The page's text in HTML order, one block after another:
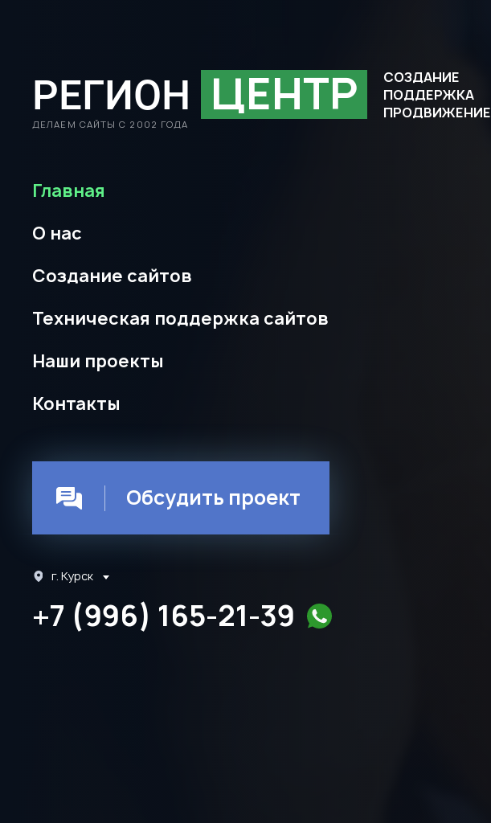
РЕГИОН ЦЕНТР
СОЗДАНИЕ
ПОДДЕРЖКА
ПРОДВИЖЕНИЕ
ДЕЛАЕМ САЙТЫ С 2002 ГОДА
Главная
О нас
Создание сайтов
Техническая поддержка сайтов
Наши проекты
Контакты
Обсудить проект
г. Курск
+7 (996) 165-21-39